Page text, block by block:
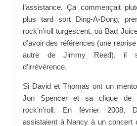
l’assistance. Ça commençait
plus tard sort Ding-A-Dong,
rock’n’roll turgescent, où Bad
d’avoir des références (une
autre de Jimmy Reed), il
d’irrévérence.
Si David et Thomas ont un
Jon Spencer et sa clique de
rock’n’roll. En février 2008,
assistaient à Nancy à un concert